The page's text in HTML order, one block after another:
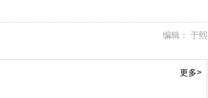
编辑： 于熙
更多>